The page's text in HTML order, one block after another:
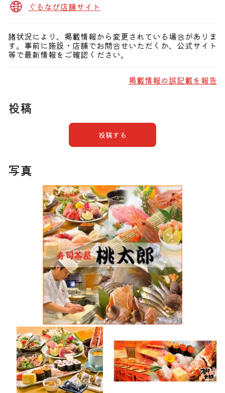
ぐるなび店舗サイト
諸状況により、掲載情報から変更されている場合がありま
す。事前に施設・店舗でお問合せいただくか、公式サイト
等で最新情報をご確認ください。
掲載情報の誤記載を報告
投稿
投稿する
写真